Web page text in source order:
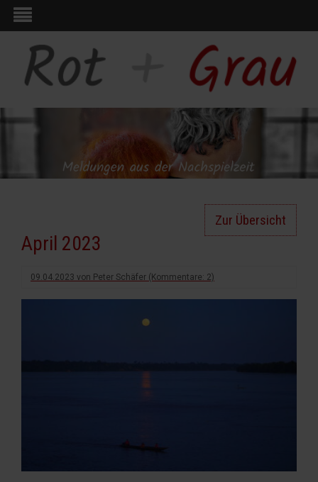
Zur Übersicht
April 2023
09.04.2023 von Peter Schäfer (Kommentare: 2)